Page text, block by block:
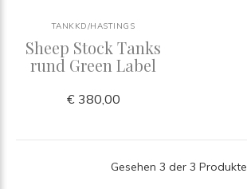
TANKKD/HASTINGS
Sheep Stock Tanks
rund Green Label
€ 380,00
Gesehen 3 der 3 Produkte